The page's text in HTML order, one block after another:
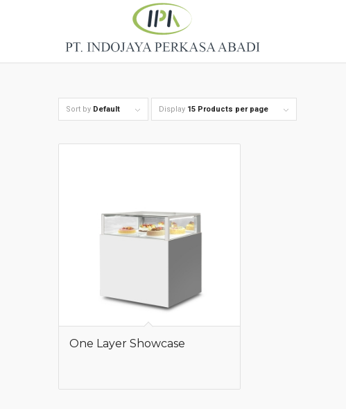
Sort by Default Display 15 Products per page
One Layer Showcase